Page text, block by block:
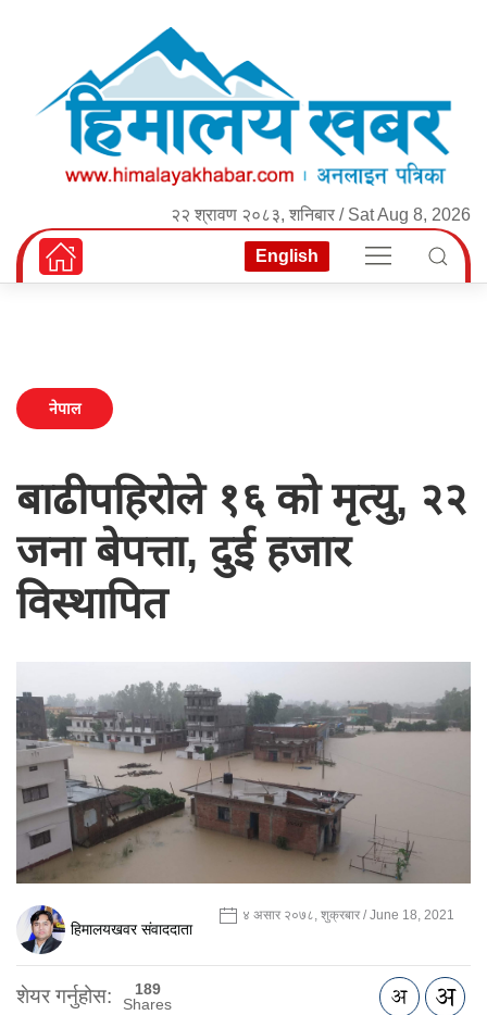
२२ श्रावण २०८३, शनिबार / Sat Aug 8, 2026
English
नेपाल
बाढीपहिरोले १६ को मृत्यु, २२
जना बेपत्ता, दुई हजार
विस्थापित
हिमालयखवर संवाददाता
४ असार २०७८, शुक्रबार / June 18, 2021
शेयर गर्नुहोस:
189
Shares